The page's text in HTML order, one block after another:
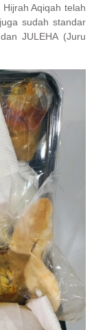
Aqiqah telah
sudah standar
JULEHA (Juru